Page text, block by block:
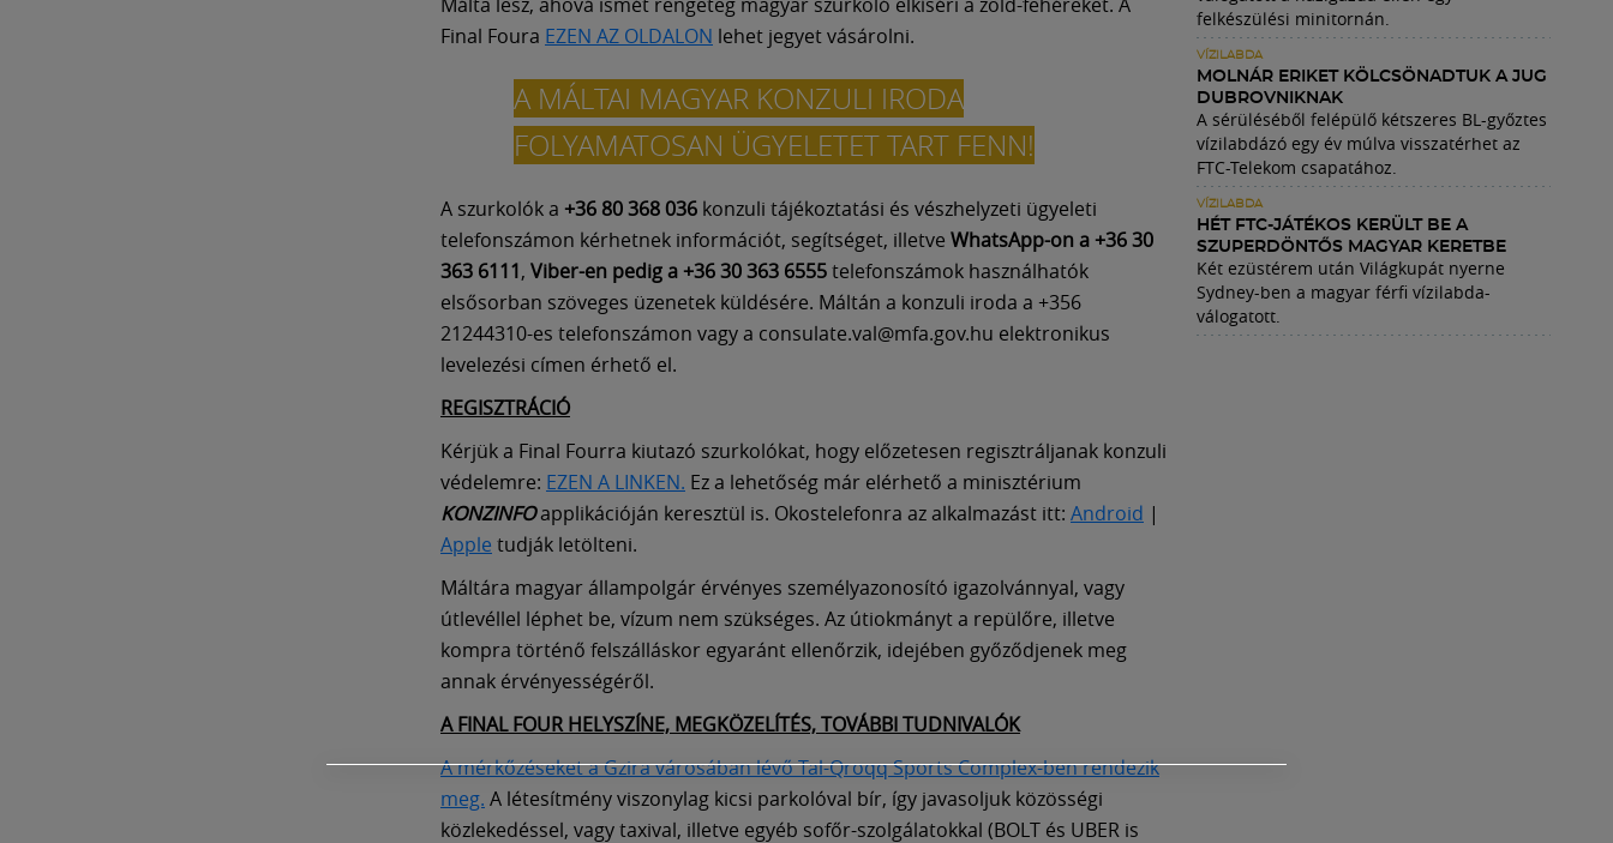
Final Foura EZEN AZ OLDALON lehet jegyet vásárolni.
A MÁLTAI MAGYAR KONZULI IRODA
FOLYAMATOSAN ÜGYELETET TART FENN!
A szurkolók a +36 80 368 036konzuli tájékoztatási és vészhelyzeti ügyeleti
telefonszámon kérhetnek információt, segítséget, illetve WhatsApp-on a +36 30
363 6111, Viber-en pedig a +36 30 363 6555telefonszámok használhatók
elsősorban szöveges üzenetek küldésére. Máltán a konzuli iroda a +356
21244310-es telefonszámon vagy a consulate.val@mfa.gov.hu elektronikus
levelezési címen érhető el.
REGISZTRÁCIÓ
Kérjük a Final Fourra kiutazó szurkolókat, hogy előzetesen regisztráljanak konzuli
védelemre: EZEN A LINKEN. Ez a lehetőség már elérhető a minisztérium
KONZINFOapplikációján keresztül is. Okostelefonra az alkalmazást itt: Android |
Apple tudják letölteni.
Máltára magyar állampolgár érvényes személyazonosító igazolvánnyal, vagy
útlevéllel léphet be, vízum nem szükséges. Az útiokmányt a repülőre, illetve
kompra történő felszálláskor egyaránt ellenőrzik, idejében győződjenek meg
annak érvényességéről.
A FINAL FOUR HELYSZÍNE, MEGKÖZELÍTÉS, TOVÁBBI TUDNIVALÓK
A mérkőzéseket a Gzira városában lévő Tal-Qroqq Sports Complex-ben rendezik
meg. A létesítmény viszonylag kicsi parkolóval bír, így javasoljuk közösségi
közlekedéssel, vagy taxival, illetve egyéb sofőr-szolgálatokkal (BOLT és UBER is
felkészülési minitornán.
VÍZILABDA
MOLNÁR ERIKET KÖLCSÖNADTUK A JUG
DUBROVNIKNAK
A sérüléséből felépülő kétszeres BL-győztes
vízilabdázó egy év múlva visszatérhet az
FTC-Telekom csapatához.
VÍZILABDA
HÉT FTC-JÁTÉKOS KERÜLT BE A
SZUPERDÖNTŐS MAGYAR KERETBE
Két ezüstérem után Világkupát nyerne
Sydney-ben a magyar férfi vízilabda-
válogatott.